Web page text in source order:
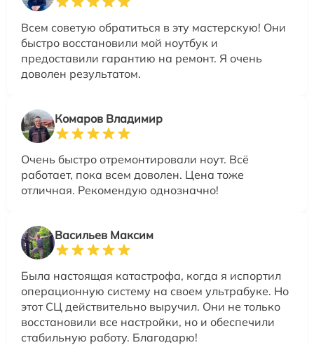
Всем советую обратиться в эту мастерскую! Они
быстро восстановили мой ноутбук и
предоставили гарантию на ремонт. Я очень
доволен результатом.
Комаров Владимир
Очень быстро отремонтировали ноут. Всё
работает, пока всем доволен. Цена тоже
отличная. Рекомендую однозначно!
Васильев Максим
Была настоящая катастрофа, когда я испортил
операционную систему на своем ультрабуке. Но
этот СЦ действительно выручил. Они не только
восстановили все настройки, но и обеспечили
стабильную работу. Благодарю!